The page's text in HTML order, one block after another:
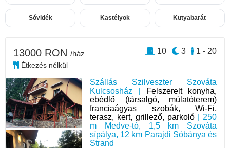
Sóvidék Kastélyok Kutyabarát
Szállás Szilveszter Szováta
Kulcsosház |
Felszerelt konyha,
ebédlő (társalgó, múlatóterem)
franciaágyas szobák, Wi-Fi,
terasz, kert, grillező, parkoló | 250
m Medve-tó, 1,5 km Szováta
sípálya, 12 km Parajdi Sóbánya és
Strand
13000 RON /ház
Étkezés nélkül
1 - 20
3
10